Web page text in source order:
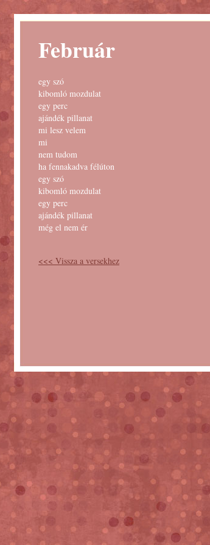
Február
egy szó
kibomló mozdulat
egy perc
ajándék pillanat
mi lesz velem
mi
nem tudom
ha fennakadva félúton
egy szó
kibomló mozdulat
egy perc
ajándék pillanat
még el nem ér
<<< Vissza a versekhez